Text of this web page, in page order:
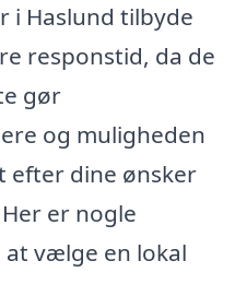
i Haslund tilbyde
responstid, da de
gør
og muligheden
efter dine ønsker
er nogle
vælge en lokal